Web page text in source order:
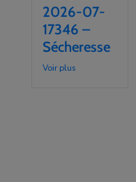
2026-07-
17346 –
Sécheresse
Voir plus